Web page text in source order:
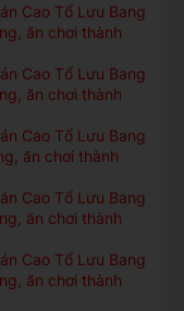
Cao Tổ Lưu Bang
ăn chơi thành
Cao Tổ Lưu Bang
ăn chơi thành
Cao Tổ Lưu Bang
ăn chơi thành
Cao Tổ Lưu Bang
ăn chơi thành
Cao Tổ Lưu Bang
ăn chơi thành